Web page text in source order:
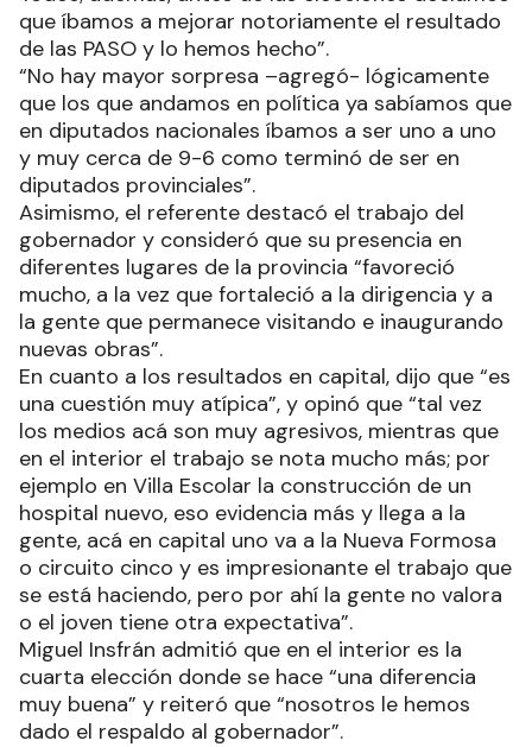
que íbamos a mejorar notoriamente el resultado
de las PASO y lo hemos hecho”.
“No hay mayor sorpresa –agregó- lógicamente
que los que andamos en política ya sabíamos que
en diputados nacionales íbamos a ser uno a uno
y muy cerca de 9-6 como terminó de ser en
diputados provinciales”.
Asimismo, el referente destacó el trabajo del
gobernador y consideró que su presencia en
diferentes lugares de la provincia “favoreció
mucho, a la vez que fortaleció a la dirigencia y a
la gente que permanece visitando e inaugurando
nuevas obras”.
En cuanto a los resultados en capital, dijo que “es
una cuestión muy atípica”, y opinó que “tal vez
los medios acá son muy agresivos, mientras que
en el interior el trabajo se nota mucho más; por
ejemplo en Villa Escolar la construcción de un
hospital nuevo, eso evidencia más y llega a la
gente, acá en capital uno va a la Nueva Formosa
o circuito cinco y es impresionante el trabajo que
se está haciendo, pero por ahí la gente no valora
o el joven tiene otra expectativa”.
Miguel Insfrán admitió que en el interior es la
cuarta elección donde se hace “una diferencia
muy buena” y reiteró que “nosotros le hemos
dado el respaldo al gobernador”.